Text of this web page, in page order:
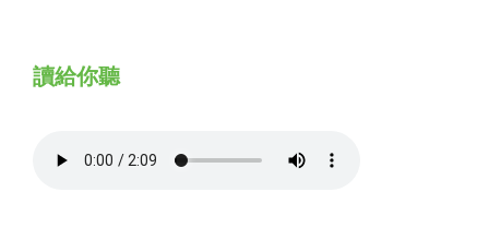
讀給你聽